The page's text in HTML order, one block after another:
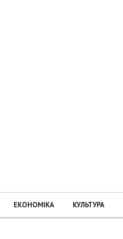
ЕКОНОМІКА КУЛЬТУРА